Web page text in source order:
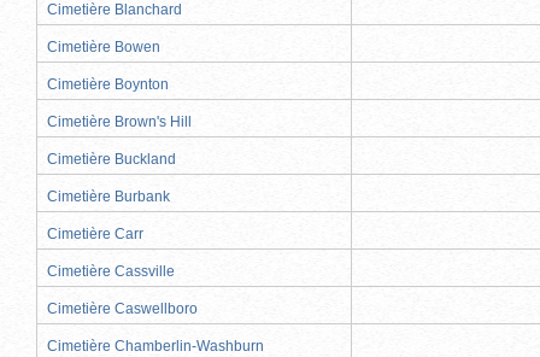
Cimetière Blanchard
Cimetière Bowen
Cimetière Boynton
Cimetière Brown's Hill
Cimetière Buckland
Cimetière Burbank
Cimetière Carr
Cimetière Cassville
Cimetière Caswellboro
Cimetière Chamberlin-Washburn